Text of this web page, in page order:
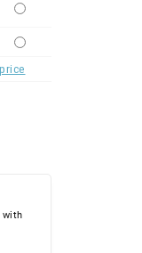
with